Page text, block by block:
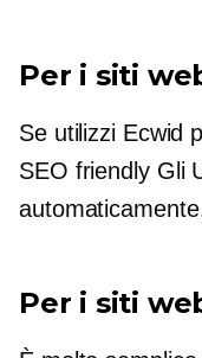
Per i siti
Se utilizzi Ecwid
SEO friendlyGli
Per i siti